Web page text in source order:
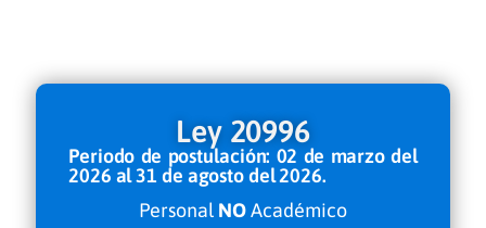
Ley 20996
Periodo de postulación: 02 de marzo del
2026 al 31 de agosto del 2026.
Personal NOAcadémico